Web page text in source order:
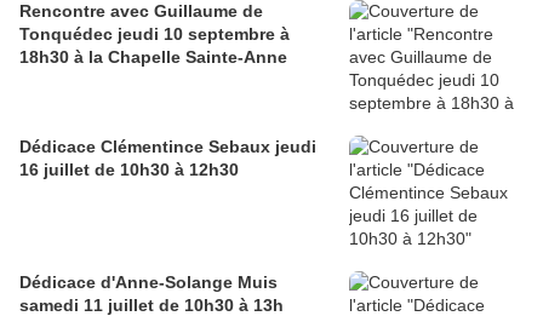
Rencontre avec Guillaume de
Tonquédec jeudi 10 septembre à
18h30 à la Chapelle Sainte-Anne
Dédicace Clémentince Sebaux jeudi
16 juillet de 10h30 à 12h30
Dédicace d'Anne-Solange Muis
samedi 11 juillet de 10h30 à 13h